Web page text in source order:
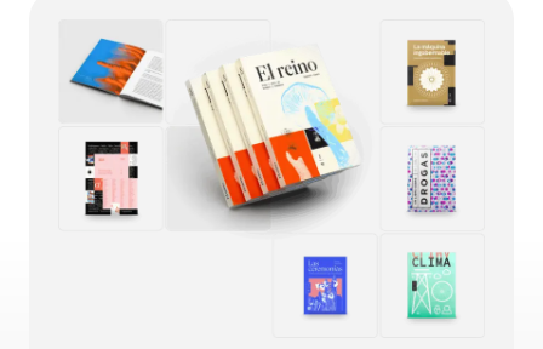
una fiesta. De [...]